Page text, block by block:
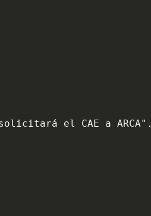
el CAE a ARCA".